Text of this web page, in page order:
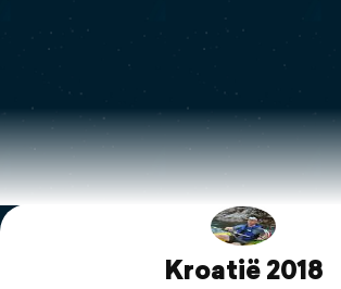
Print a book
Flyover video
Explore
Kroatië 2018